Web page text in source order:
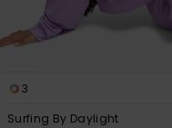
3
Surfing By Daylight